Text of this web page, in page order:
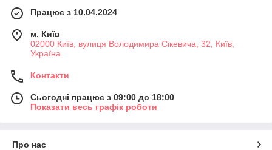
Працює з 10.04.2024
м. Київ
02000 Київ, вулиця Володимира Сікевича, 32, Київ,
Україна
Контакти
Сьогодні працює з 09:00 до 18:00
Показати весь графік роботи
Про нас